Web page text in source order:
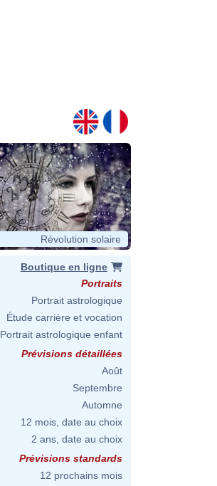
Révolution solaire
Boutique en ligne
Portraits
Portrait astrologique
Étude carrière et vocation
Portrait astrologique enfant
Prévisions détaillées
Août
Septembre
Automne
12 mois, date au choix
2 ans, date au choix
Prévisions standards
12 prochains mois